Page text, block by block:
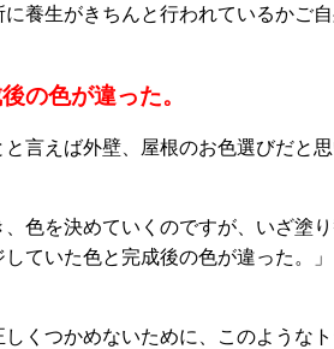
養生がきちんと行われているかご
の色が違った。
言えば外壁、屋根のお色選びだと思
色を決めていくのですが、いざ塗
ていた色と完成後の色が違った。」
くつかめないために、このような